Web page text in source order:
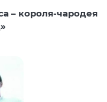
– короля-чародея